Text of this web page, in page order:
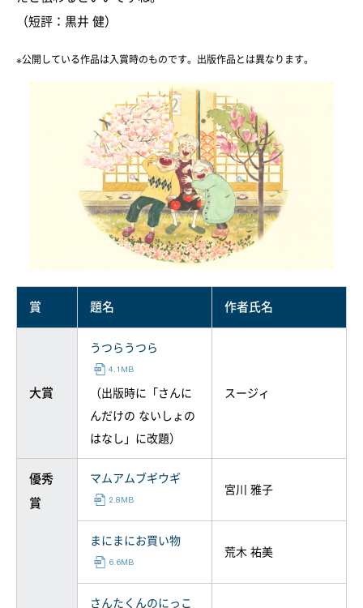
（短評：黒井 健）
※公開している作品は入賞時のものです。出版作品とは異なります。
賞 題名 作者氏名
大賞
うつらうつら
（出版時に「さんに
んだけの ないしょの
はなし」に改題）
スージィ
優秀
賞
マムアムブギウギ
宮川 雅子
まにまにお買い物
荒木 祐美
さんたくんのにっこ